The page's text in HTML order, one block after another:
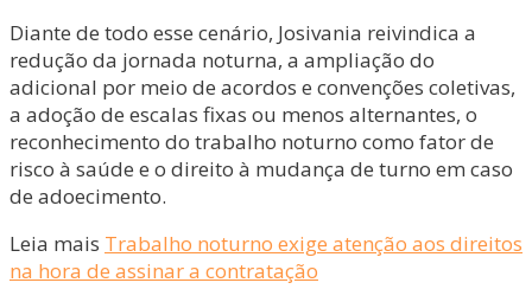
Diante de todo esse cenário, Josivania reivindica a
redução da jornada noturna, a ampliação do
adicional por meio de acordos e convenções coletivas,
a adoção de escalas fixas ou menos alternantes, o
reconhecimento do trabalho noturno como fator de
risco à saúde e o direito à mudança de turno em caso
de adoecimento.
Leia mais Trabalho noturno exige atenção aos direitos
na hora de assinar a contratação